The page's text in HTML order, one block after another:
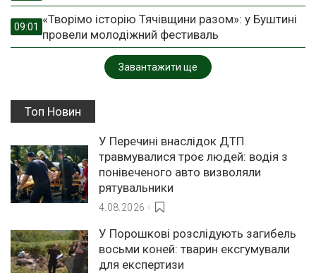
«Творімо історію Тячівщини разом»: у Буштині
провели молодіжний фестиваль
09:01
Завантажити ще
Топ Новин
У Перечині внаслідок ДТП
травмувалися троє людей: водія з
понівеченого авто визволяли
рятувальники
4.08.2026
У Порошкові розслідують загибель
восьми коней: тварин ексгумували
для експертизи